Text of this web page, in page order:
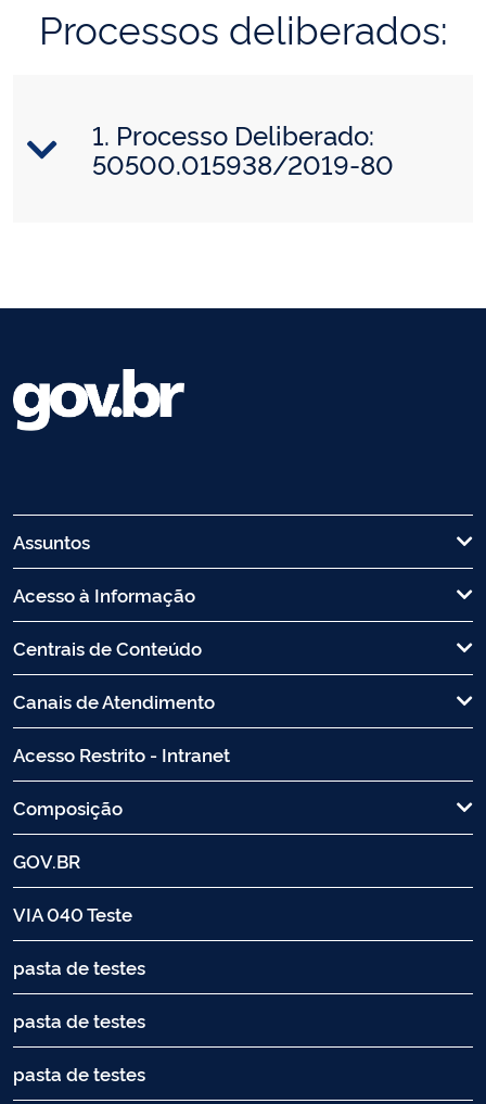
Processos deliberados:
1. Processo Deliberado:
50500.015938/2019-80
Assuntos
Acesso à Informação
Centrais de Conteúdo
Canais de Atendimento
Acesso Restrito - Intranet
Composição
GOV.BR
VIA 040 Teste
pasta de testes
pasta de testes
pasta de testes